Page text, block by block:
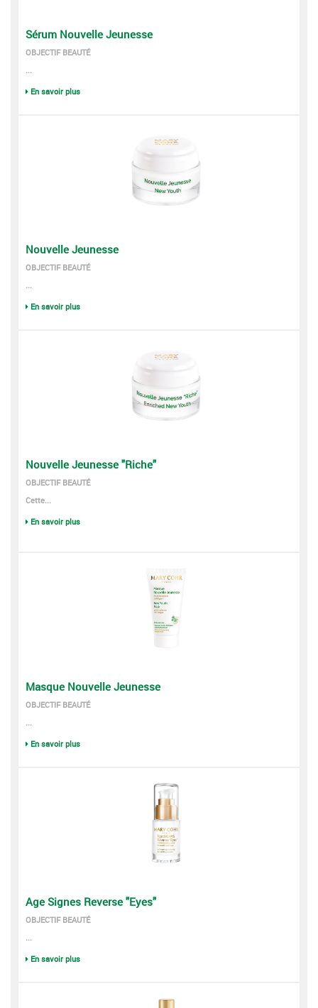
Sérum Nouvelle Jeunesse
OBJECTIF BEAUTÉ
...
En savoir plus
Nouvelle Jeunesse
OBJECTIF BEAUTÉ
...
En savoir plus
Nouvelle Jeunesse "Riche"
OBJECTIF BEAUTÉ
Cette...
En savoir plus
Masque Nouvelle Jeunesse
OBJECTIF BEAUTÉ
...
En savoir plus
Age Signes Reverse "Eyes"
OBJECTIF BEAUTÉ
...
En savoir plus